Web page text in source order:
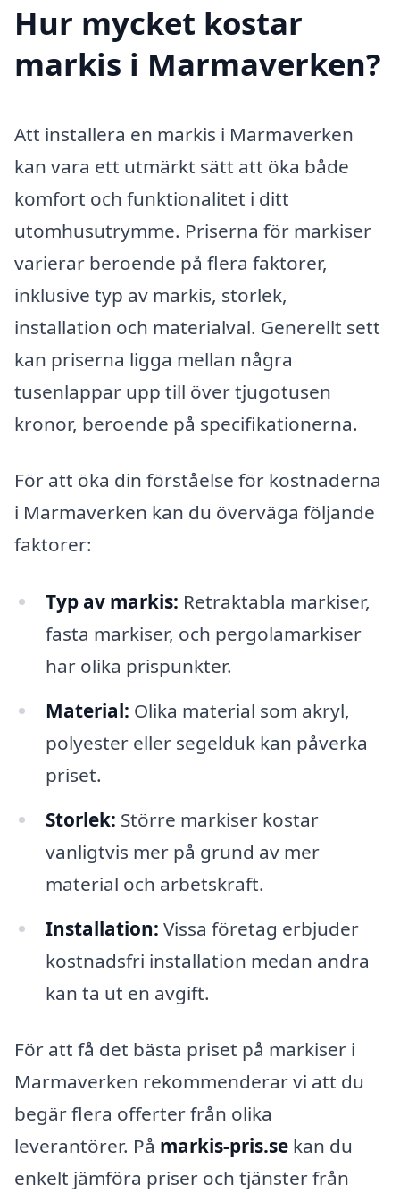
Hur mycket kostar
markis i Marmaverken?
Att installera en markis i Marmaverken
kan vara ett utmärkt sätt att öka både
komfort och funktionalitet i ditt
utomhusutrymme. Priserna för markiser
varierar beroende på flera faktorer,
inklusive typ av markis, storlek,
installation och materialval. Generellt sett
kan priserna ligga mellan några
tusenlappar upp till över tjugotusen
kronor, beroende på specifikationerna.
För att öka din förståelse för kostnaderna
i Marmaverken kan du överväga följande
faktorer:
Typ av markis: Retraktabla markiser,
fasta markiser, och pergolamarkiser
har olika prispunkter.
Material: Olika material som akryl,
polyester eller segelduk kan påverka
priset.
Storlek: Större markiser kostar
vanligtvis mer på grund av mer
material och arbetskraft.
Installation: Vissa företag erbjuder
kostnadsfri installation medan andra
kan ta ut en avgift.
För att få det bästa priset på markiser i
Marmaverken rekommenderar vi att du
begär flera offerter från olika
leverantörer. På markis-pris.se kan du
enkelt jämföra priser och tjänster från